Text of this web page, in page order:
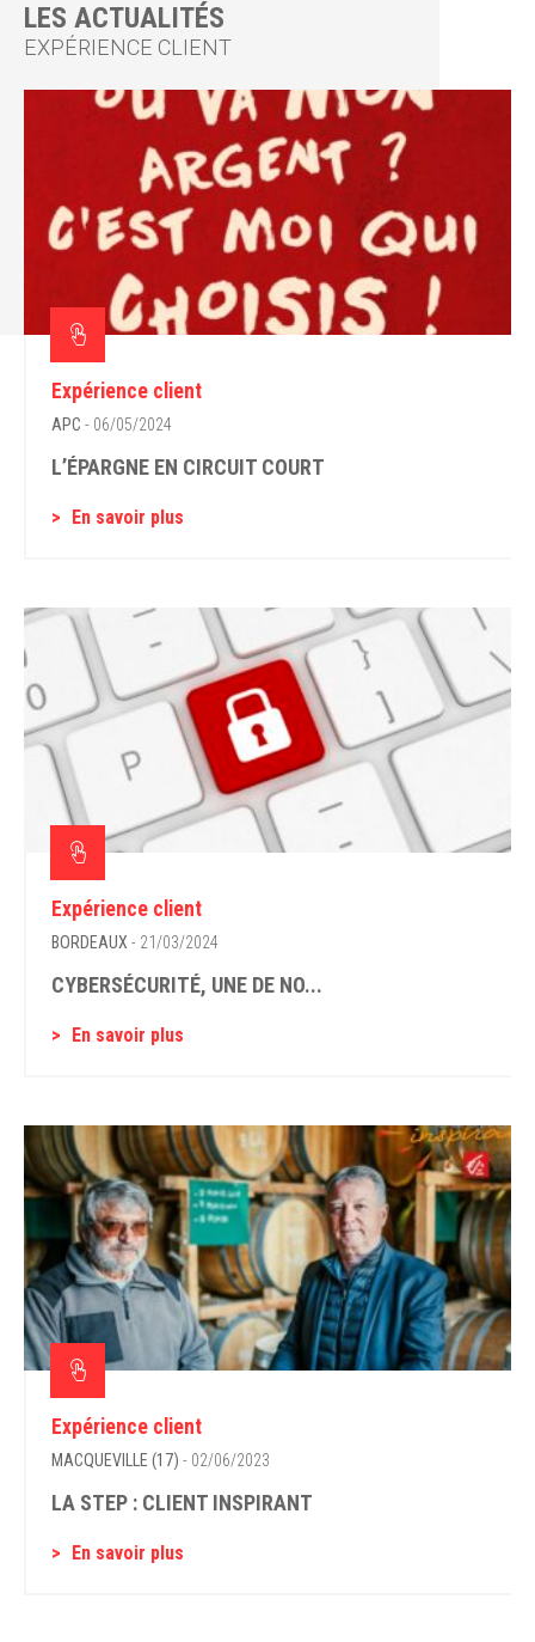
LES ACTUALITÉS
EXPÉRIENCE CLIENT
Expérience client
APC - 06/05/2024
L’ÉPARGNE EN CIRCUIT COURT
En savoir plus
Expérience client
BORDEAUX - 21/03/2024
CYBERSÉCURITÉ, UNE DE NO...
En savoir plus
Expérience client
MACQUEVILLE (17) - 02/06/2023
LA STEP : CLIENT INSPIRANT
En savoir plus